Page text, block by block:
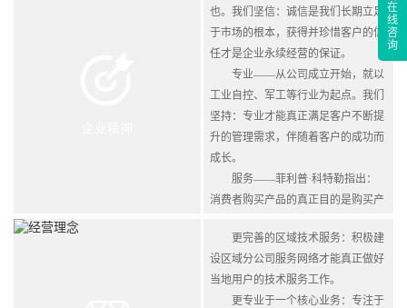
也。我们坚信：诚信是我们长期立足
于市场的根本，获得并珍惜客户的信
任才是企业永续经营的保证。
专业——从公司成立开始，就以
工业自控、军工等行业为起点。我们
坚持：专业才能真正满足客户不断提
升的管理需求，伴随着客户的成功而
成长。
服务——菲利普·科特勒指出：
消费者购买产品的真正目的是购买产
事的是一个服务业，而不仅仅是一个
科技业。
更完善的区域技术服务：积极建
设区域分公司服务网络才能真正做好
当地用户的技术服务工作。
更专业于一个核心业务：专注于
在
线
咨
询